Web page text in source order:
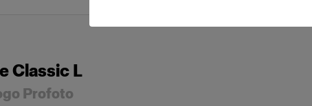
Classic L
Profoto